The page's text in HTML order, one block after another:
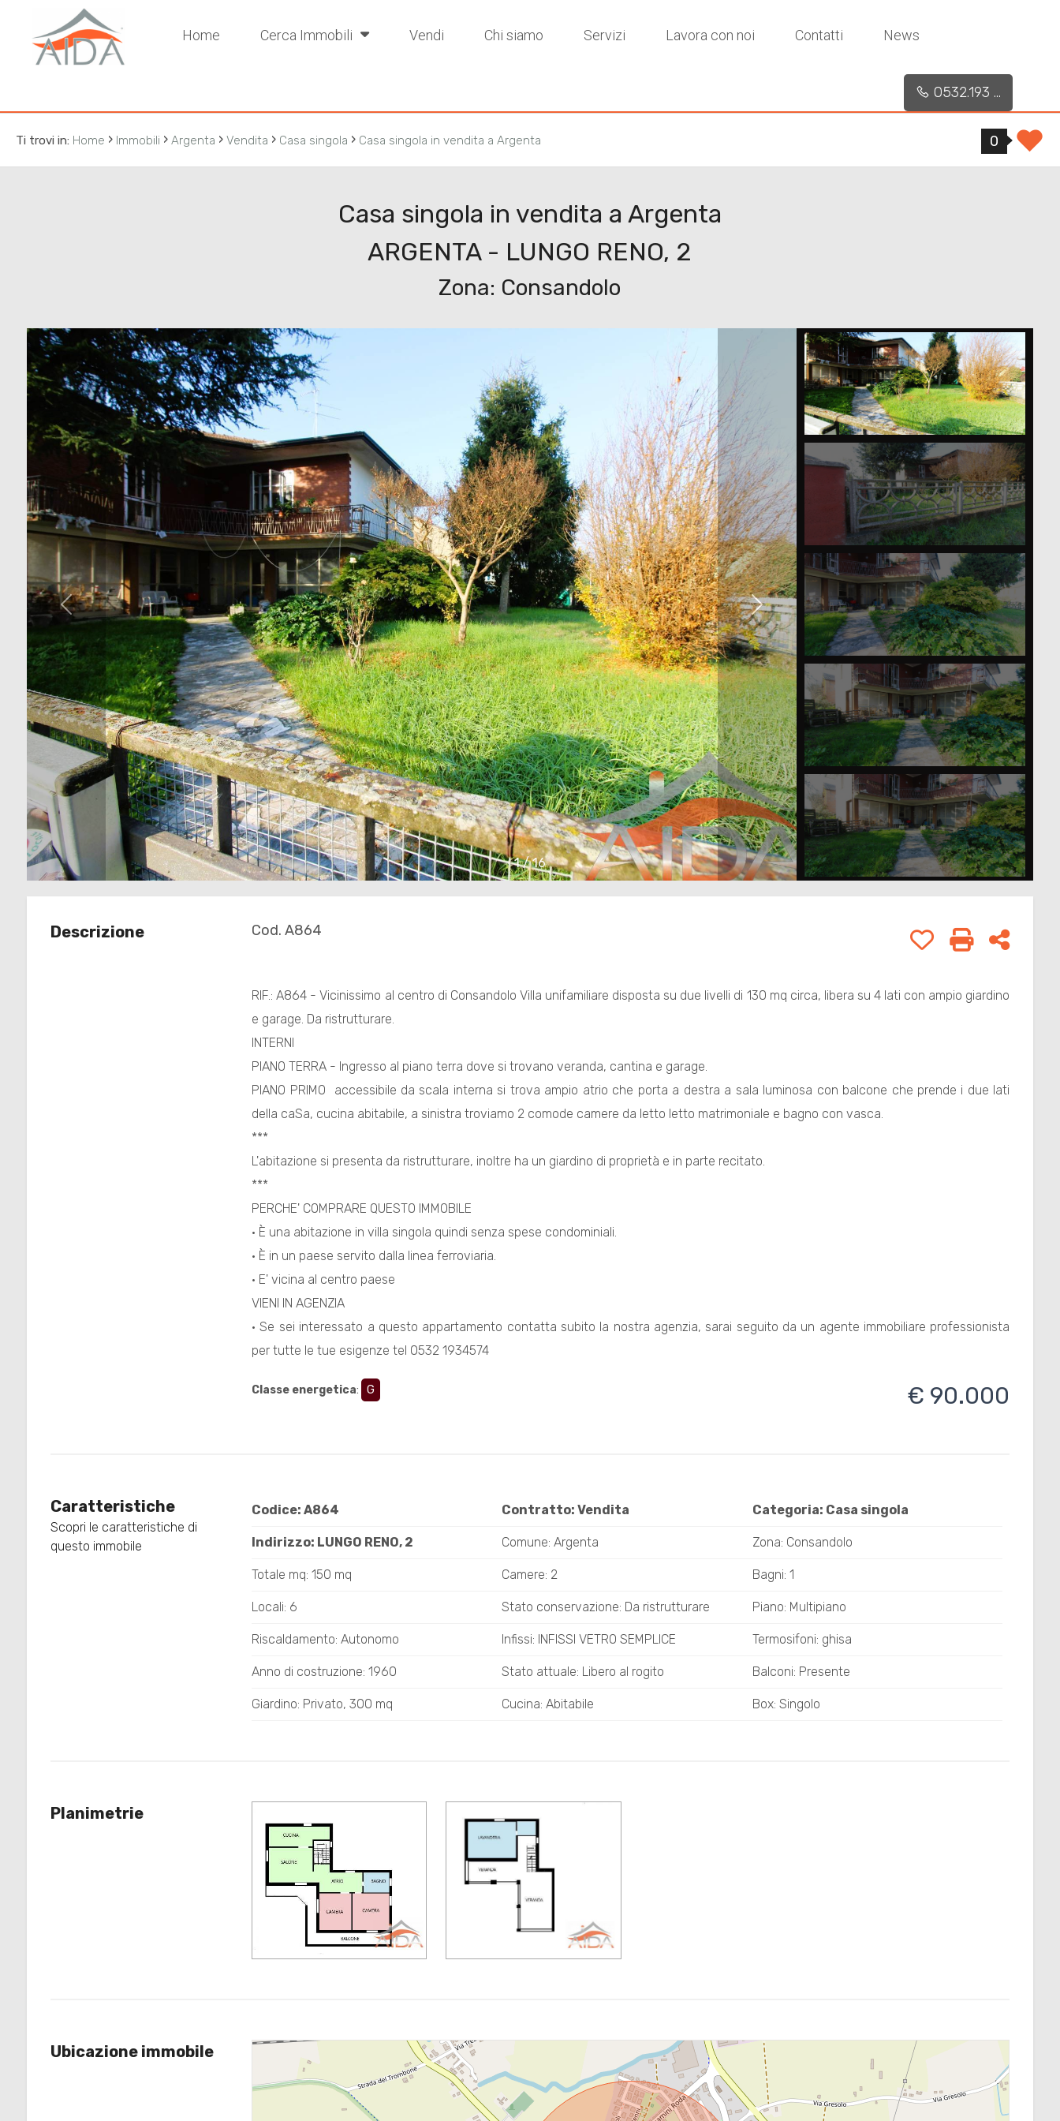
Home Cerca Immobili Vendi Chi siamo Servizi Lavora con noi Contatti News
0532.193 ...
Ti trovi in: Home › Immobili › Argenta › Vendita › Casa singola › Casa singola in vendita a Argenta 0
Casa singola in vendita a Argenta
ARGENTA - LUNGO RENO, 2
Zona: Consandolo
1 / 16
Descrizione Cod. A864 Stampa:
Preferiti: Cod.
RIF.: A864 - Vicinissimo al centro di Consandolo Villa unifamiliare disposta su due livelli di 130 mq circa, libera su 4 lati con ampio giardino
e garage. Da ristrutturare.
INTERNI
PIANO TERRA - Ingresso al piano terra dove si trovano veranda, cantina e garage.
PIANO PRIMO  accessibile da scala interna si trova ampio atrio che porta a destra a sala luminosa con balcone che prende i due lati
della caSa, cucina abitabile, a sinistra troviamo 2 comode camere da letto letto matrimoniale e bagno con vasca.
***
L'abitazione si presenta da ristrutturare, inoltre ha un giardino di proprietà e in parte recitato.
***
PERCHE' COMPRARE QUESTO IMMOBILE
· È una abitazione in villa singola quindi senza spese condominiali.
· È in un paese servito dalla linea ferroviaria.
· E' vicina al centro paese
VIENI IN AGENZIA
· Se sei interessato a questo appartamento contatta subito la nostra agenzia, sarai seguito da un agente immobiliare professionista
per tutte le tue esigenze tel 0532 1934574
Classe energetica: G € 90.000
Caratteristiche
Scopri le caratteristiche di
questo immobile
Codice: A864 Contratto: Vendita Categoria: Casa singola
Indirizzo: LUNGO RENO, 2 Comune: Argenta Zona: Consandolo
Totale mq: 150 mq Camere: 2 Bagni: 1
Locali: 6 Stato conservazione: Da ristrutturare Piano: Multipiano
Riscaldamento: Autonomo Infissi: INFISSI VETRO SEMPLICE Termosifoni: ghisa
Anno di costruzione: 1960 Stato attuale: Libero al rogito Balconi: Presente
Giardino: Privato, 300 mq Cucina: Abitabile Box: Singolo
Planimetrie
Ubicazione immobile
HOME
VENDI
CON
NOI
CONTATTI
Codice
Qualsiasi
dove
cercare
Provincia
Comune
Tipologia
-
multiscelta
Qualsiasi
Residenziali
Commerciali
Terreni
Prezzo